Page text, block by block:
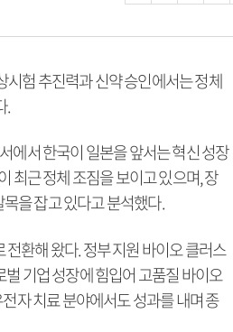
험 추진력과 신약 승인에서는 정체
.
에서 한국이 일본을 앞서는 혁신 성장
최근 정체 조짐을 보이고 있으며, 장
을 잡고 있다고 분석했다.
환해 왔다. 정부 지원 바이오 클러스
기업 성장에 힘입어 고품질 바이오
자 치료 분야에서도 성과를 내며 종